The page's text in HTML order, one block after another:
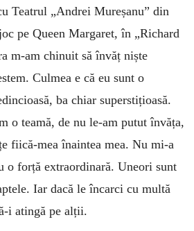
Teatrul „Andrei Mureșanu” din
pe Queen Margaret, în „Richard
m-am chinuit să învăț niște
Culmea e că eu sunt o
ba chiar superstițioasă.
o teamă, de nu le-am putut învăța,
fiică-mea înaintea mea. Nu mi-a
o forță extraordinară. Uneori sunt
Iar dacă le încarci cu multă
i atingă pe alții.